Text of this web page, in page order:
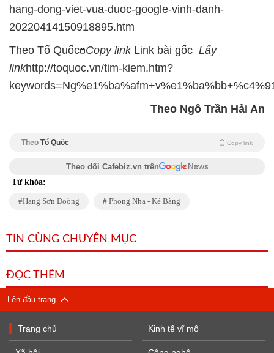
hang-dong-viet-vua-duoc-google-vinh-danh-
20220414150918895.htm
Theo Tổ Quốc Copy linkLink bài gốc Lấy
linkhttp://toquoc.vn/tim-kiem.htm?
Theo Ngô Trần Hải An
Theo Tổ Quốc Copy link
Theo dõi Cafebiz.vn trên
Từ khóa:
Hang Sơn Đoòng Phong Nha - Kẻ Bàng
TIN CÙNG CHUYÊN MỤC
ĐỌC THÊM
Lên đầu trang
Trang chủ Kinh tế vĩ mô